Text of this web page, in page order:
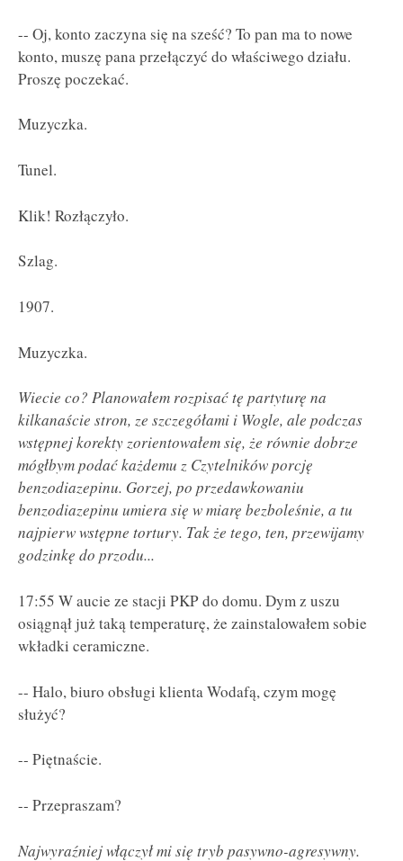
-- Oj, konto zaczyna się na sześć? To pan ma to nowe
konto, muszę pana przełączyć do właściwego działu.
Proszę poczekać.
Muzyczka.
Tunel.
Klik! Rozłączyło.
Szlag.
1907.
Muzyczka.
Wiecie co? Planowałem rozpisać tę partyturę na
kilkanaście stron, ze szczegółami i Wogle, ale podczas
wstępnej korekty zorientowałem się, że równie dobrze
mógłbym podać każdemu z Czytelników porcję
benzodiazepinu. Gorzej, po przedawkowaniu
benzodiazepinu umiera się w miarę bezboleśnie, a tu
najpierw wstępne tortury. Tak że tego, ten, przewijamy
godzinkę do przodu...
17:55 W aucie ze stacji PKP do domu. Dym z uszu
osiągnął już taką temperaturę, że zainstalowałem sobie
wkładki ceramiczne.
-- Halo, biuro obsługi klienta Wodafą, czym mogę
służyć?
-- Piętnaście.
-- Przepraszam?
Najwyraźniej włączył mi się tryb pasywno-agresywny.